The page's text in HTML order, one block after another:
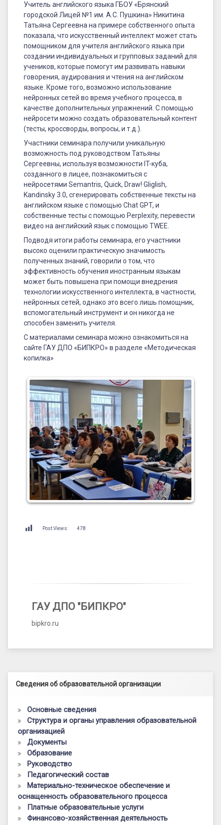
Учитель английского языка ГБОУ «Брянский
городской Лицей №1 им. А.С. Пушкина» Никитина
Татьяна Сергеевна на примере собственного опыта
показала, что искусственный интеллект может стать
помощником для учителя английского языка при
создании индивидуальных и групповых заданий для
учеников, которые помогут им развивать навыки
говорения, аудирования и чтения на английском
языке. Кроме того, возможно использование
нейронных сетей во время учебного процесса, в
качестве дополнительных упражнений. С помощью
нейросети можно создать образовательный контент
(тесты, кроссворды, вопросы, и т.д.).
Участники семинара получили уникальную
возможность под руководством Татьяны
Сергеевны, используя возможности IT-куба,
созданного в лицее, познакомиться с
нейросетями Semantris, Quick, Draw! Gliglish,
Kandinsky 3.0, сгенерировать собственные тексты на
английском языке с помощью Chat GPT, и
собственные тесты с помощью Perplexity, перевести
видео на английский язык с помощью TWEE.
Подводя итоги работы семинара, его участники
высоко оценили практическую значимость
полученных знаний, говорили о том, что
эффективность обучения иностранным языкам
может быть повышена при помощи внедрения
технологии искусственного интеллекта, в частности,
нейронных сетей, однако это всего лишь помощник,
вспомогательный инструмент и он никогда не
способен заменить учителя.
С материалами семинара можно ознакомиться на
сайте ГАУ ДПО «БИПКРО» в разделе «Методическая
копилка»
Post Views: 478
ГАУ ДПО "БИПКРО"
bipkro.ru
Левый сайдбар
Сведения об образовательной организации
Основные сведения
Структура и органы управления образовательной
организацией
Документы
Образование
Руководство
Педагогический состав
Материально-техническое обеспечение и
оснащенность образовательного процесса
Платные образовательные услуги
Финансово-хозяйственная деятельность